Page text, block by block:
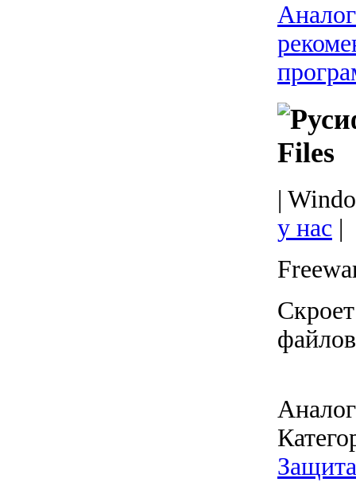
Files
|
у нас |